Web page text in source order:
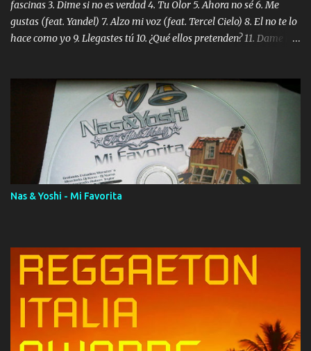
fascinas 3. Dime si no es verdad 4. Tu Olor 5. Ahora no sé 6. Me
gustas (feat. Yandel) 7. Alzo mi voz (feat. Tercel Cielo) 8. El no te lo
hace como yo 9. Llegastes tú 10. ¿Qué ellos pretenden? 11. Dame la
Digital Booklet – Invicto ----------------------------- Nota:
Album proposto al massimo della qualità in formato iTunes Plus
AAC M4A; comprato su iTunes e a disposizione vostra per il
download. REGGAETON ITALIA Nosotros Somos Los Del
Momento!
Nas & Yoshi - Mi Favorita